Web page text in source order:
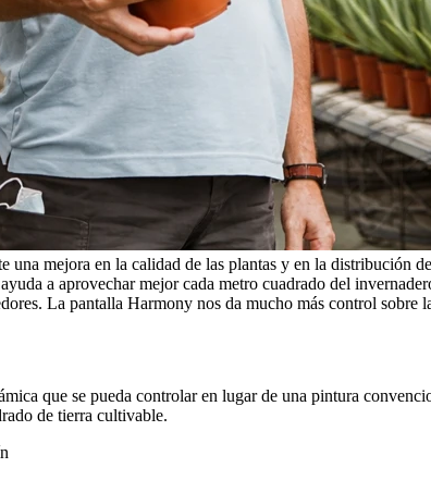
una mejora en la calidad de las plantas y en la distribución
a aprovechar mejor cada metro cuadrado del
La pantalla Harmony nos da mucho más control
que se pueda controlar en lugar de una pintura
de tierra cultivable.